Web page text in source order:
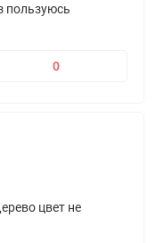
пользуюсь
0
цвет не